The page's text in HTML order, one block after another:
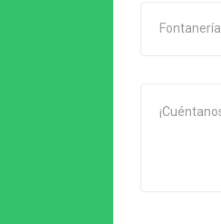
Fontanería